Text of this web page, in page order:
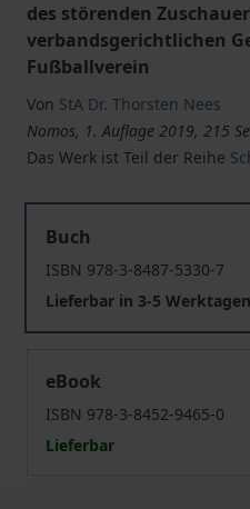
des störenden
verbandsgerichtlichen
Fußballverein
Von StA Dr. Thorsten Nees
Nomos, 1. Auflage 2019, 215
Das Werk ist Teil der Reihe
Buch
ISBN 978-3-8487-5330-7
Lieferbar in 3-5 Werktagen
eBook
ISBN 978-3-8452-9465-0
Lieferbar